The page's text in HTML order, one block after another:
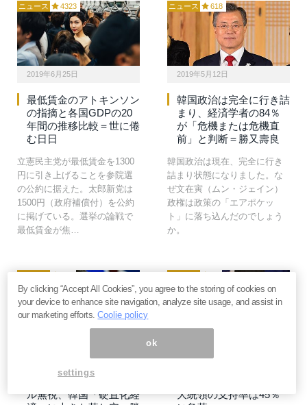
ニュース 4323
2019年6月25日
最低賃金のアトキンソン
の指摘と各国GDPの20
年間の推移比較＝世に倦
む日日
立憲民主党が最低賃金を1300
円に引き上げることを参院選
の公約に据えた。太郎新党は
1500円（政府補償付）を公約
に掲げている。選挙の論戦で
最低賃金が焦…
ニュース 618
2019年5月12日
韓国政治は完全に行き詰
まり、経済学者の84％
が「危機または危機直
前」と判断＝勝又壽良
韓国政治は現在、完全に行き
詰まり状態になりました。な
ぜ文在寅（ムン・ジェイン）
政権は政策の「エアポケッ
ト」に落ち込んだのでしょう
か。
強固な反日は2022年ま
で続く…独善主義でルー
ル無視、韓国「硬直化経
大統領の支持率は45％
By clicking “Accept All Cookies”, you agree to the storing of cookies on
your device to enhance site navigation, analyze site usage, and assist in
our marketing efforts.Coolie policy
ok
settings